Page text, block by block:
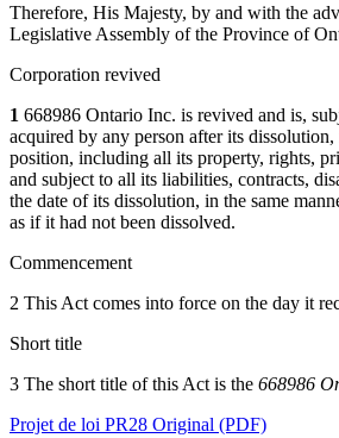
Therefore, His Majesty, by and with the
Legislative Assembly of the Province of
Corporation revived
1 668986 Ontario Inc. is revived and is,
acquired by any person after its dissolution,
position, including all its property, rights,
and subject to all its liabilities, contracts,
the date of its dissolution, in the same
as if it had not been dissolved.
Commencement
2 This Act comes into force on the day it
Short title
3 The short title of this Act is the 668986
Projet de loi PR28 Original (PDF)